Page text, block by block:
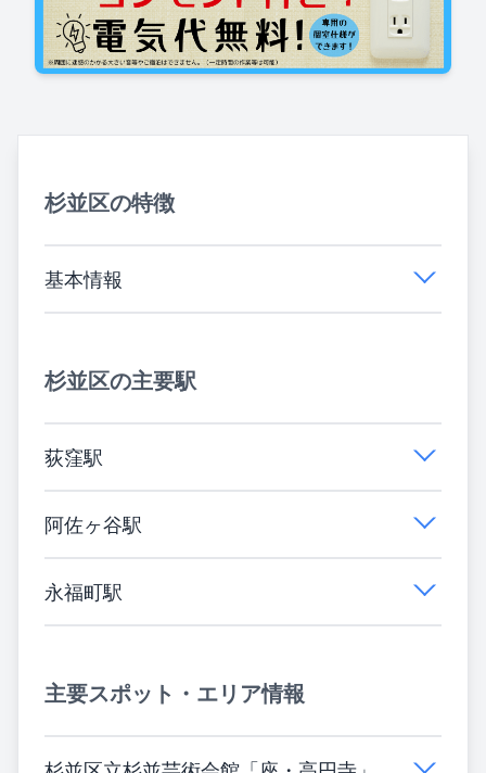
杉並区の特徴
基本情報
杉並区の主要駅
荻窪駅
阿佐ヶ谷駅
永福町駅
主要スポット・エリア情報